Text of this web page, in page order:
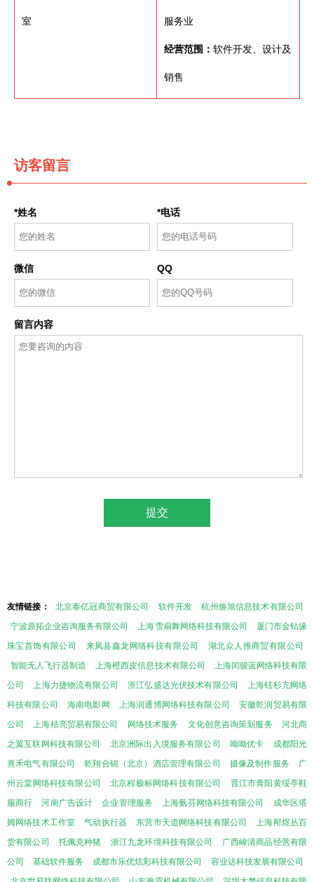
室 服务业
经营范围： 软件开发、设计及
销售
访客留言
*姓名 *电话
微信 QQ
留言内容
友情链接： 北京泰亿冠商贸有限公司 软件开发
杭州焕旭信息技术有限公司
宁波原拓企业咨询服务有限公司
上海雪扇舞网络科技有限公司
厦门市金钻缘
珠宝首饰有限公司
来凤县鑫龙网络科技有限公司
湖北众人推商贸有限公司
智能无人飞行器制造
上海橙西皮信息技术有限公司
上海闰骏蓝网络科技有限
公司
上海力捷物流有限公司 浙江弘盛达光伏技术有限公司
上海铉杉亢网络
科技有限公司
海南电影网 上海润通博网络科技有限公司
安徽乾润贸易有限
公司
上海桔亮贸易有限公司 网络技术服务 文化创意咨询策划服务
河北商
之翼互联网科技有限公司
北京洲际出入境服务有限公司 呦呦优卡
成都阳光
熹禾电气有限公司
乾翔合锦（北京）酒店管理有限公司 摄像及制作服务
广
州云棠网络科技有限公司
北京程极标网络科技有限公司
晋江市青阳黄绥亭鞋
服商行
河南广告设计 企业管理服务 上海氨芬网络科技有限公司
成华区塔
姆网络技术工作室
气动执行器 东营市天道网络科技有限公司
上海邴煜丛百
货有限公司
托佩克种猪 浙江九龙环境科技有限公司
广西峻清商品经营有限
公司
基础软件服务 成都市乐优炫彩科技有限公司
容业达科技发展有限公司